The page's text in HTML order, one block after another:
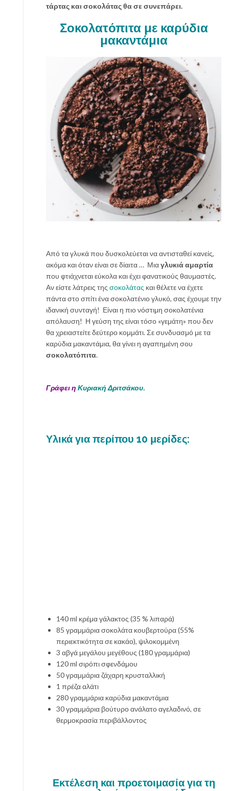
τάρτας και σοκολάτας θα σε συνεπάρει.
Σοκολατόπιτα με καρύδια
μακαντάμια
Από τα γλυκά που δυσκολεύεται να αντισταθεί κανείς,
ακόμα και όταν είναι σε δίαιτα … Μιαγλυκιά αμαρτία
που φτιάχνεται εύκολα και έχει φανατικούς θαυμαστές.
Αν είστε λάτρεις της σοκολάτας και θέλετε να έχετε
πάντα στο σπίτι ένα σοκολατένιο γλυκό, σας έχουμε την
ιδανική συνταγή! Είναι η πιο νόστιμη σοκολατένια
απόλαυση! Η γεύση της είναι τόσο «γεμάτη» που δεν
θα χρειαστείτε δεύτερο κομμάτι. Σε συνδυασμό με τα
καρύδια μακαντάμια, θα γίνει η αγαπημένη σου
σοκολατόπιτα.
Γράφει η Κυριακή Δριτσάκου.
Υλικά για περίπου 10 μερίδες:
140 ml κρέμα γάλακτος (35 % λιπαρά)
85 γραμμάρια σοκολάτα κουβερτούρα (55%
περιεκτικότητα σε κακάο), ψιλοκομμένη
3 αβγά μεγάλου μεγέθους (180 γραμμάρια)
120 ml σιρόπι σφενδάμου
50 γραμμάρια ζάχαρη κρυσταλλική
1 πρέζα αλάτι
280 γραμμάρια καρύδια μακαντάμια
30 γραμμάρια βούτυρο ανάλατο αγελαδινό, σε
θερμοκρασία περιβάλλοντος
Εκτέλεση και προετοιμασία για τη